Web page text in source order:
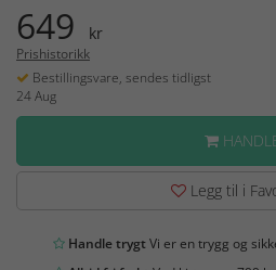
649 kr
Prishistorikk
Bestillingsvare, sendes tidligst
24 Aug
Legg til i
Handle trygtVi er en trygg og